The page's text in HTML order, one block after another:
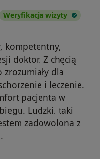
Weryfikacja wizyty
kompetentny,
doktor. Z chęcią
zrozumiały dla
i leczenie.
pacjenta w
Ludzki, taki
zadowolona z
Konto zostało usunięte